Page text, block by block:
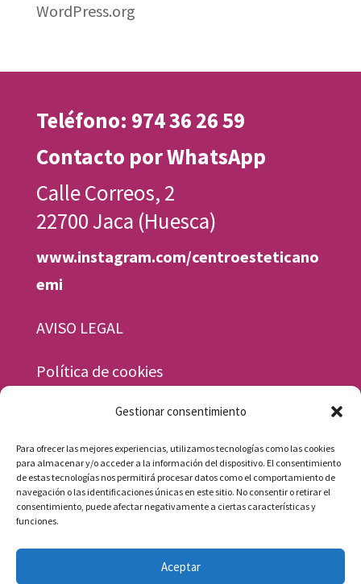
Gestionar consentimiento
Para ofrecer las mejores experiencias, utilizamos tecnologías como las cookies
para almacenar y/o acceder a la información del dispositivo. El consentimiento
de estas tecnologías nos permitirá procesar datos como el comportamiento de
navegación o las identificaciones únicas en este sitio. No consentir o retirar el
consentimiento, puede afectar negativamente a ciertas características y
funciones.
Aceptar
WordPress.org
Teléfono: 974 36 26 59
Contacto por WhatsApp
Calle Correos, 2
22700 Jaca (Huesca)
www.instagram.com/centroesteticano
emi
AVISO LEGAL
Política de cookies
Lunes a viernes, de 9.30 a 13.30 y de 15.30 a
19.30 h.
Sábados, de 9.30 a 13.30 h.